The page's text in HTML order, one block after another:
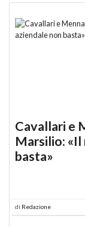
Cavallari e
Marsilio:
basta»
di Redazione